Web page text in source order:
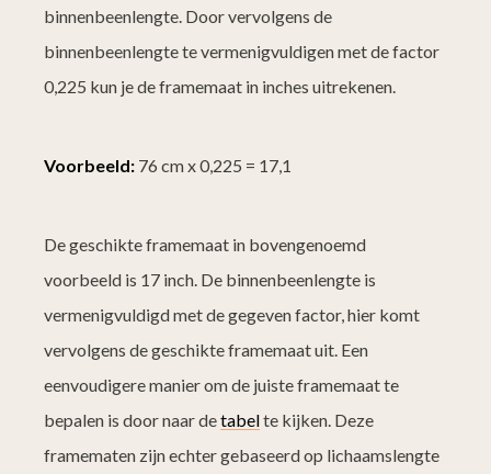
binnenbeenlengte. Door vervolgens de
binnenbeenlengte te vermenigvuldigen met de factor
0,225 kun je de framemaat in inches uitrekenen.
Voorbeeld: 76 cm x 0,225 = 17,1
De geschikte framemaat in bovengenoemd
voorbeeld is 17 inch. De binnenbeenlengte is
vermenigvuldigd met de gegeven factor, hier komt
vervolgens de geschikte framemaat uit. Een
eenvoudigere manier om de juiste framemaat te
bepalen is door naar detabelte kijken. Deze
framematen zijn echter gebaseerd op lichaamslengte